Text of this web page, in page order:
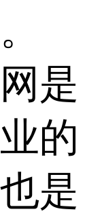
是
的
是